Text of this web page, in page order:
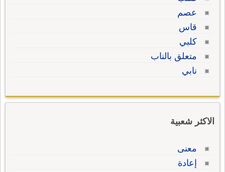
عصم
قاس
كلبي
متعلق بالناب
نابي
الاكثر شعبية
معنى
إعادة